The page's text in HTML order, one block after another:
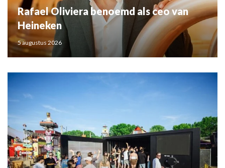
Rafael Oliviera benoemd als ceo van
Heineken
5 augustus 2026